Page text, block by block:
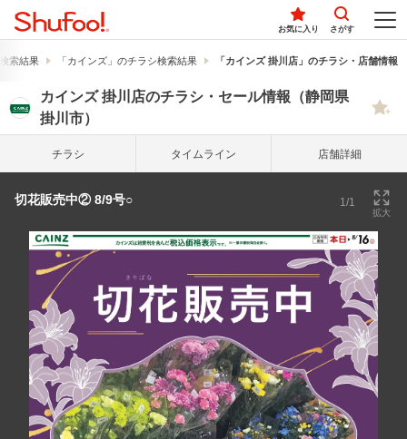
お気に入り さがす
索結果 「カインズ」のチラシ検索結果 「カインズ 掛川店」のチラシ・店舗情報
カインズ 掛川店のチラシ・セール情報（静岡県
掛川市）
チラシ タイム ライン 店舗詳細
切花販売中② 8/9号○ 1/1
拡大